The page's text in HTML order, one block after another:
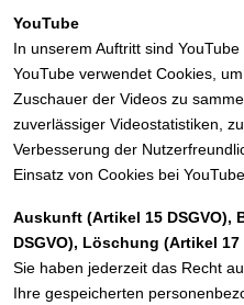
YouTube
In unserem Auftritt sind
YouTube verwendet Cookies,
Zuschauer der Videos zu
zuverlässiger Videostatistiken,
Verbesserung der
Einsatz von Cookies bei
Auskunft (Artikel 15 DSGVO),
DSGVO), Löschung (Artikel 17
Sie haben jederzeit das Recht
Ihre gespeicherten